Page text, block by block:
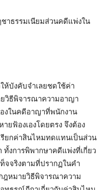
าธรรมเนียมส่วนคดีแพ่งใน
ห้บังคับจำเลยชดใช้ค่า
วิธีพิจารณาความอาญา
งในคดีอาญาที่พนักงาน
ยฟ้องเองโดยตรง จึงต้อง
รียกค่าสินไหมทดแทนเป็นส่วน
งการพิพากษาคดีแพ่งที่เกี่ยว
จจริงตามที่ปรากฏในคำ
หมายวิธีพิจารณาความ